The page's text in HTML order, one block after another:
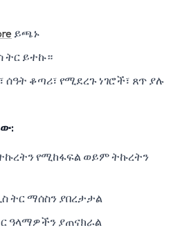
ይጫኑ
ትር ይተኩ።
ሰዓት ቆጣሪ፣ የሚደረጉ ነገሮች፣ ጸጥ ያሉ
የሚከፋፍል ወይም ትኩረትን
ትር ማሰስን ያበረታታል
ዓላማዎችን ያጠናክራል